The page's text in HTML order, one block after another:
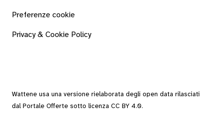
Preferenze cookie
Privacy & Cookie Policy
Wattene usa una versione rielaborata degli open data rilasciati
dal Portale Offerte sotto licenza CC BY 4.0.